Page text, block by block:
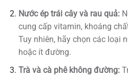
Nước ép trái cây và rau quả:
cung cấp vitamin, khoáng
Tuy nhiên, hãy chọn các loại
hoặc ít đường.
Trà và cà phê không đường: